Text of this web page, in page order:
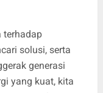
terhadap
solusi, serta
generasi
yang kuat, kita